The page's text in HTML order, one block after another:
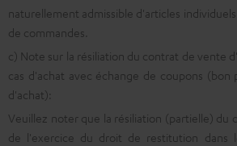
naturellement admissible d'articles
de commandes.
c) Note sur la résiliation du contrat de vente
cas d'achat avec échange de coupons
d'achat):
Veuillez noter que la résiliation (partielle) du
de l'exercice du droit de restitution dans